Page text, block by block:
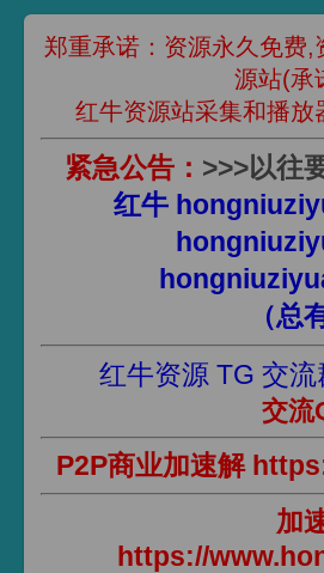
郑重承诺：资源永久免费
源站(承
红牛资源站采集和播放
紧急公告： >>>以往
红牛
（总
红牛资源 TG 交流
交流
P2P商业加速解
加
https://